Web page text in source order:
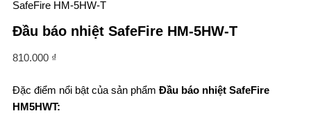
SafeFire HM-5HW-T
Đầu báo nhiệt SafeFire HM-5HW-T
810.000 ₫
Đặc điểm nổi bật của sản phẩm Đầu báo nhiệt SafeFire
HM5HWT: